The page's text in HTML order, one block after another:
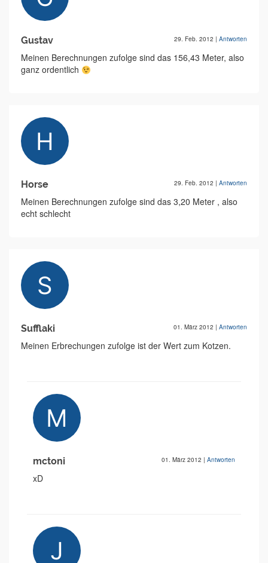
Gustav 29. Feb. 2012 | Antworten
Meinen Berechnungen zufolge sind das 156,43 Meter, also
ganz ordentlich
Horse 29. Feb. 2012 | Antworten
Meinen Berechnungen zufolge sind das 3,20 Meter , also
echt schlecht
Sufflaki 01. März 2012 | Antworten
Meinen Erbrechungen zufolge ist der Wert zum Kotzen.
mctoni 01. März 2012 | Antworten
xD